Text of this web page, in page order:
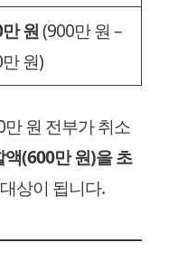
원(900만 원 –
원)
원 전부가 취소
(600만 원)을 초
상이 됩니다.